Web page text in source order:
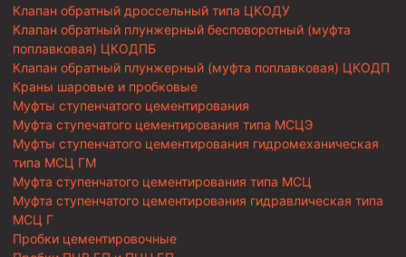
Клапан обратный дроссельный типа ЦКОДУ
Клапан обратный плунжерный бесповоротный (муфта
поплавковая) ЦКОДПБ
Клапан обратный плунжерный (муфта поплавковая) ЦКОДП
Краны шаровые и пробковые
Муфты ступенчатого цементирования
Муфта ступечатого цементирования типа МСЦЭ
Муфты ступенчатого цементирования гидромеханическая
типа МСЦ ГМ
Муфта ступенчатого цементирования типа МСЦ
Муфта ступенчатого цементирования гидравлическая типа
МСЦ Г
Пробки цементировочные